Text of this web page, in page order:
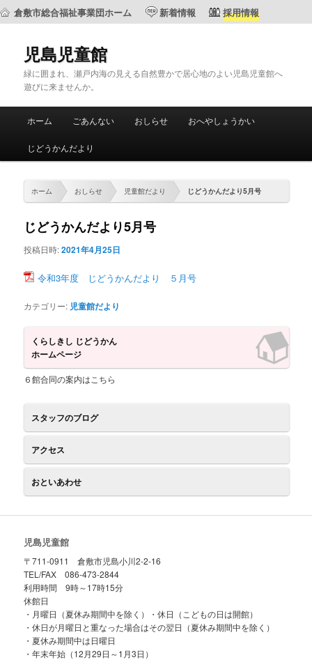
倉敷市総合福祉事業団ホーム 新着情報 採用情報
児島児童館
緑に囲まれ、瀬戸内海の見える自然豊かで居心地のよい児島児童館へ
遊びに来ませんか。
メ
メ
イ
テ
ン
へ
動
サ
ブ
ン
ツ
移
ホーム ごあんない おしらせ おへやしょうかい
じどうかんだより
ホーム おしらせ 児童館だより じどうかんだより5月号
じどうかんだより5月号
投稿日時:2021年4月25日
令和3年度 じどうかんだより ５月号
カテゴリー: 児童館だより
くらしきし じどうかん
ホームページ
６館合同の案内はこちら
スタッフのブログ
アクセス
おといあわせ
児島児童館
〒711-0911 倉敷市児島小川2-2-16
TEL/FAX 086-473-2844
利用時間 9時～17時15分
休館日
・月曜日（夏休み期間中を除く）・休日（こどもの日は開館）
・休日が月曜日と重なった場合はその翌日（夏休み期間中を除く）
・夏休み期間中は日曜日
・年末年始（12月29日～1月3日）